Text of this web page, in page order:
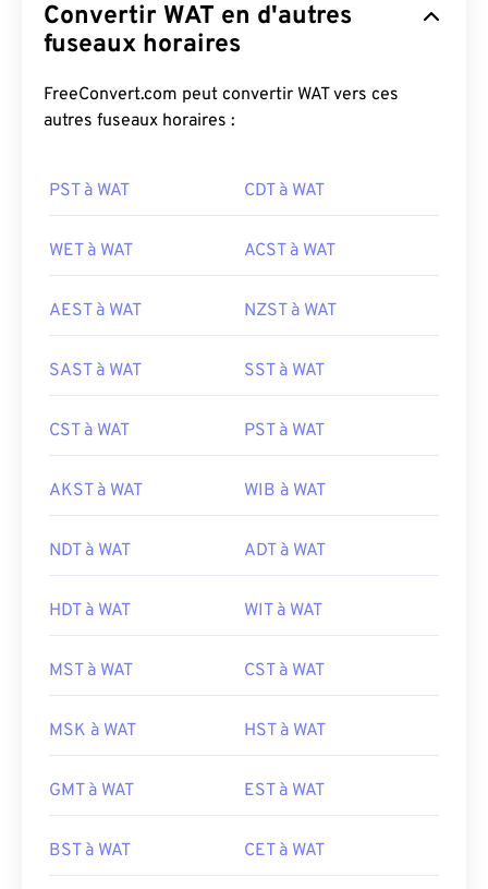
Convertir WAT en d'autres
fuseaux horaires
FreeConvert.com peut convertir WAT vers ces
autres fuseaux horaires :
PST à WAT CDT à WAT
WET à WAT ACST à WAT
AEST à WAT NZST à WAT
SAST à WAT SST à WAT
CST à WAT PST à WAT
AKST à WAT WIB à WAT
NDT à WAT ADT à WAT
HDT à WAT WIT à WAT
MST à WAT CST à WAT
MSK à WAT HST à WAT
GMT à WAT EST à WAT
BST à WAT CET à WAT